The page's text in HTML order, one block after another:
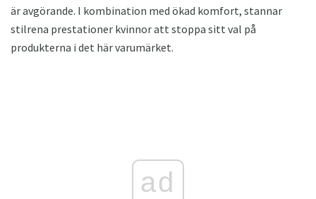
är avgörande. I kombination med ökad komfort, stannar
stilrena prestationer kvinnor att stoppa sitt val på
produkterna i det här varumärket.
ad